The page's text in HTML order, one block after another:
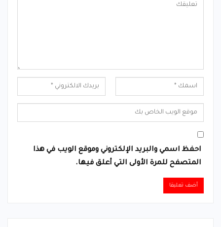
احفظ اسمي والبريد الإلكتروني وموقع الويب في هذا
المتصفح للمرة الأولى التي أعلق فيها.